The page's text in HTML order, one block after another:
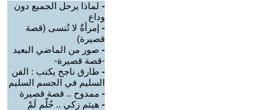
- لماذا يرحل الجميع دون
وداع
- إمرأةٌ لا تُنسى (قصة
قصيرة)
- صور من الماضي البعيد
-قصة قصيرة-
- طارق ناجح يكتب : الفن
السليم في الجسم السليم
- ممدوح .. قصة قصيرة
- هيثم زكي .. حُلْم لَمْ